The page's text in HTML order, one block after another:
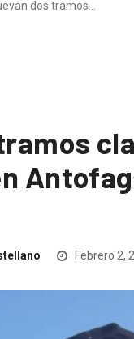
dos tramos…
Febrero 2,